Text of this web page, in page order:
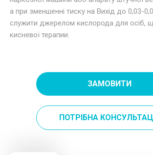
а при зменшенні тиску на Вихід до 0,03-
служити джерелом кислорода для осіб,
кисневої терапии.
ЗАМОВИТИ
ПОТРІБНА